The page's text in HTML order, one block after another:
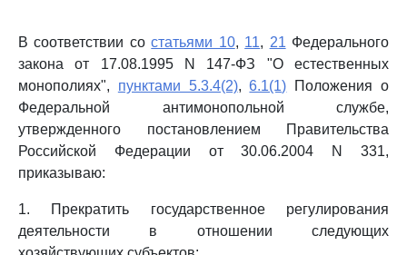
В соответствии состатьями 10, 11, 21 Федерального
закона от 17.08.1995 N 147-ФЗ "О естественных
монополиях", пунктами 5.3.4(2),6.1(1) Положения о
Федеральной антимонопольной службе,
утвержденного постановлением Правительства
Российской Федерации от 30.06.2004 N 331,
приказываю:
1. Прекратить государственное регулирования
деятельности в отношении следующих